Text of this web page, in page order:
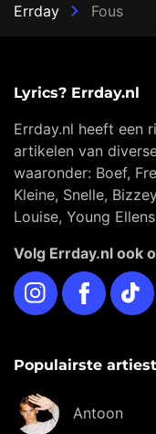
Errday Fous
Lyrics? Errday.nl
Errday.nl heeft een
artikelen van
waaronder: Boef,
Kleine, Snelle,
Louise, Young
Volg Errday.nl ook
InstagramFacebookTikTok
Populairste
Antoon